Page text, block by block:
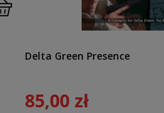
Delta Green Presence
85,00 zł